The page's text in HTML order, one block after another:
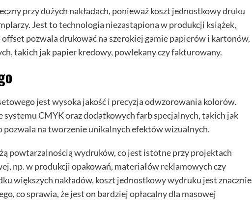
przy dużych nakładach, ponieważ koszt jednostkowy druku
Jest to technologia niezastąpiona w produkcji książek,
pozwala drukować na szerokiej gamie papierów i kartonów,
takich jak papier kredowy, powlekany czy fakturowany.
jest wysoka jakość i precyzja odwzorowania kolorów.
CMYK oraz dodatkowych farb specjalnych, takich jak
pozwala na tworzenie unikalnych efektów wizualnych.
powtarzalnością wydruków, co jest istotne przy projektach
np. w produkcji opakowań, materiałów reklamowych czy
większych nakładów, koszt jednostkowy wydruku jest znacznie
co sprawia, że jest on bardziej opłacalny dla masowej